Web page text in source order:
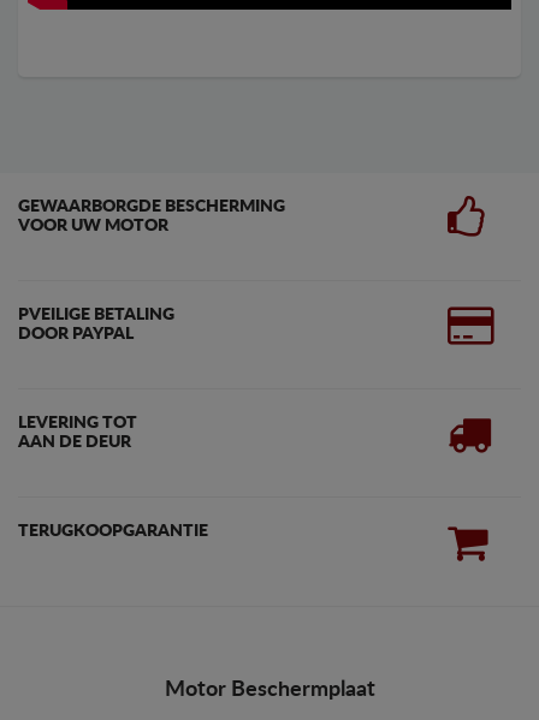
GEWAARBORGDE BESCHERMING
VOOR UW MOTOR
PVEILIGE BETALING
DOOR PAYPAL
LEVERING TOT
AAN DE DEUR
TERUGKOOPGARANTIE
Motor Beschermplaat